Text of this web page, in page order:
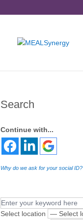
Search
Continue with...
Why do we ask for your social ID?
Select location